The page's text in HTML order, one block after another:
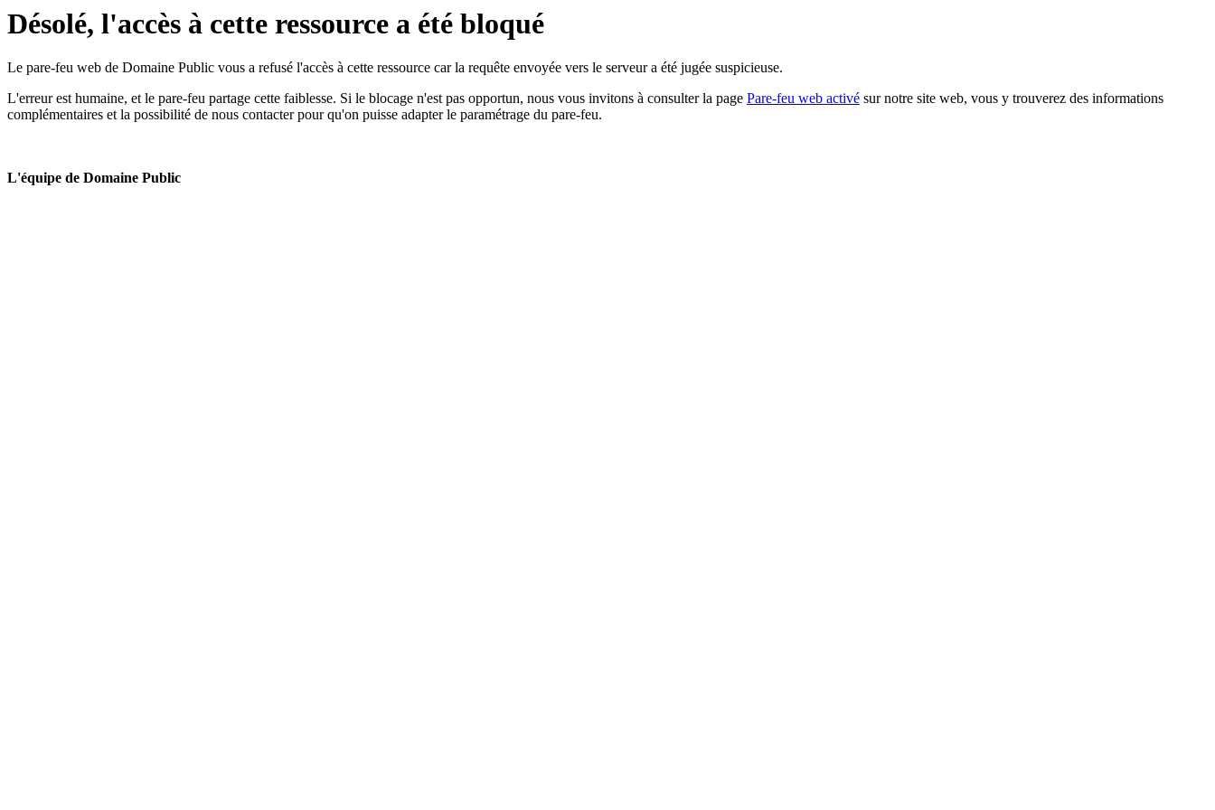
Désolé, l'accès à cette ressource a été bloqué
Le pare-feu web de Domaine Public vous a refusé l'accès à cette ressource car la requête envoyée vers le serveur a été jugée suspicieuse.
L'erreur est humaine, et le pare-feu partage cette faiblesse. Si le blocage n'est pas opportun, nous vous invitons à consulter la page Pare-feu web activé sur notre site web, vous y trouverez des informations
complémentaires et la possibilité de nous contacter pour qu'on puisse adapter le paramétrage du pare-feu.
L'équipe de Domaine Public